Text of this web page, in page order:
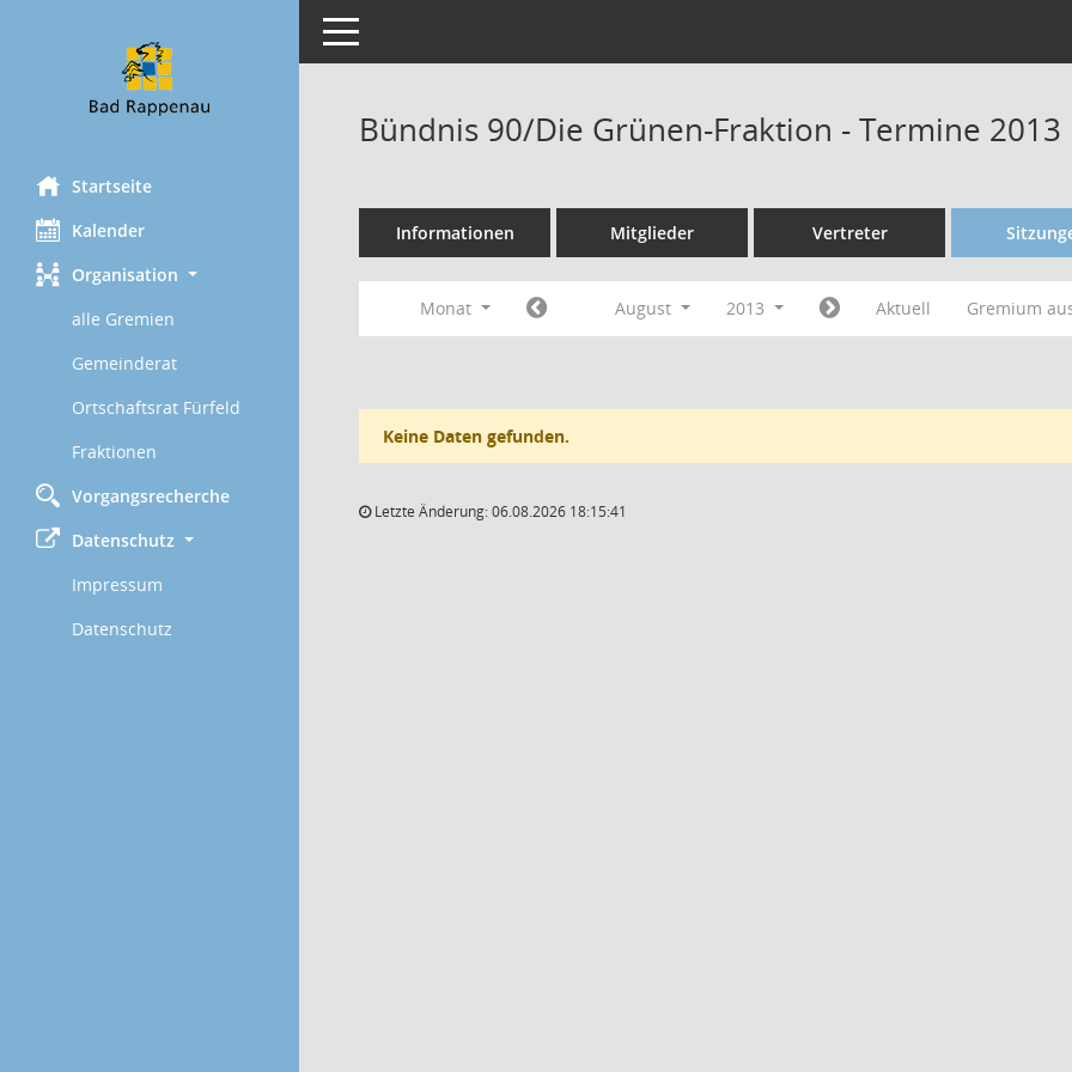
Startseite
Kalender
Organisation
alle Gremien
Gemeinderat
Ortschaftsrat Fürfeld
Fraktionen
Vorgangsrecherche
Datenschutz
Impressum
Datenschutz
Toggle navigation
Bündnis 90/Die Grünen-Fraktion - Termine 2013
Informationen Mitglieder Vertreter
Monat August 2013 Aktuell Gremium
Keine Daten gefunden.
Letzte Änderung: 06.08.2026 18:15:41